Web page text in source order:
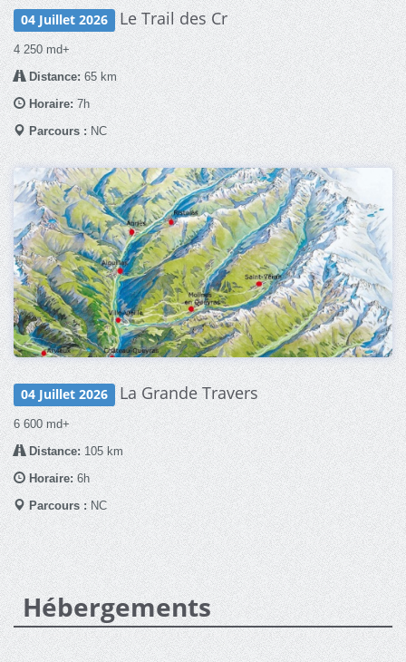
04 Juillet 2026 Le Trail des Cr
4 250 md+
Distance: 65 km
Horaire:7h
Parcours :NC
04 Juillet 2026 La Grande Travers
6 600 md+
Distance:105 km
Horaire: 6h
Parcours :NC
Hébergements